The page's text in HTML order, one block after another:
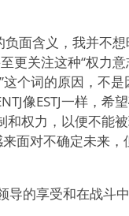
面含义，我并不
更关注这种“权力
个词的原因，不是
像ESTJ一样，希
权力，以便不能
面对不确定未来
的享受和在战斗中